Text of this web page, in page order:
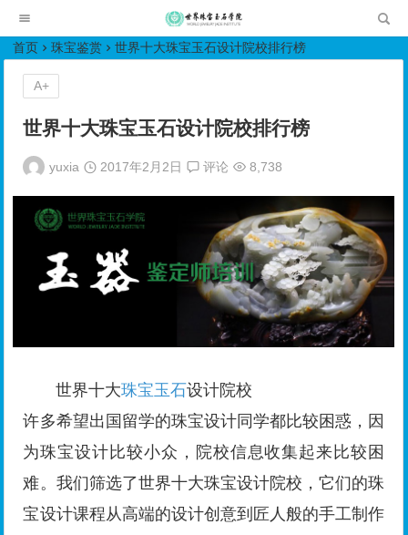
首页 珠宝鉴赏 世界十大珠宝玉石设计院校排行榜
世界十大珠宝玉石设计院校排行榜
yuxia 2017年2月2日 评论 8,738
世界十大珠宝玉石设计院校
许多希望出国留学的珠宝设计同学都比较困惑，因
为珠宝设计比较小众，院校信息收集起来比较困
难。我们筛选了世界十大珠宝设计院校，它们的珠
宝设计课程从高端的设计创意到匠人般的手工制作
A+